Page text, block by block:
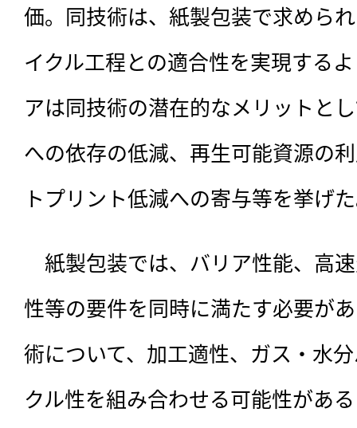
価。同技術は、紙製包装で求めら
イクル工程との適合性を実現する
アは同技術の潜在的なメリットと
への依存の低減、再生可能資源の
トプリント低減への寄与等を挙げ
紙製包装では、バリア性能、高
性等の要件を同時に満たす必要が
術について、加工適性、ガス・水
クル性を組み合わせる可能性があ